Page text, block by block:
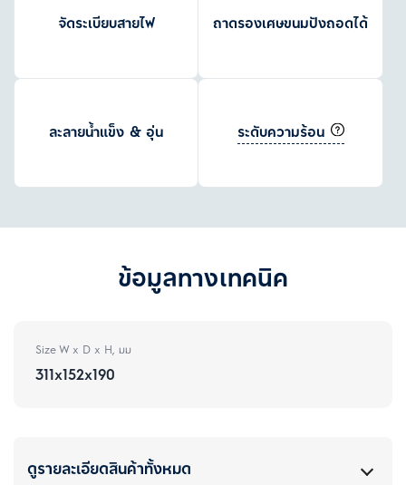
จัดระเบียบสายไฟ ถาดรองเศษขนมปังถอดได้
ละลายน้ำแข็ง & อุ่น ระดับความร้อน
ข้อมูลทางเทคนิค
Size W x D x H, มม
311x152x190
ดูรายละเอียดสินค้าทั้งหมด